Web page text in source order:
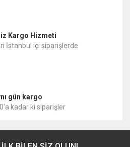
Kargo Hizmeti
İstanbul içi siparişlerde
gün kargo
kadar ki siparişler